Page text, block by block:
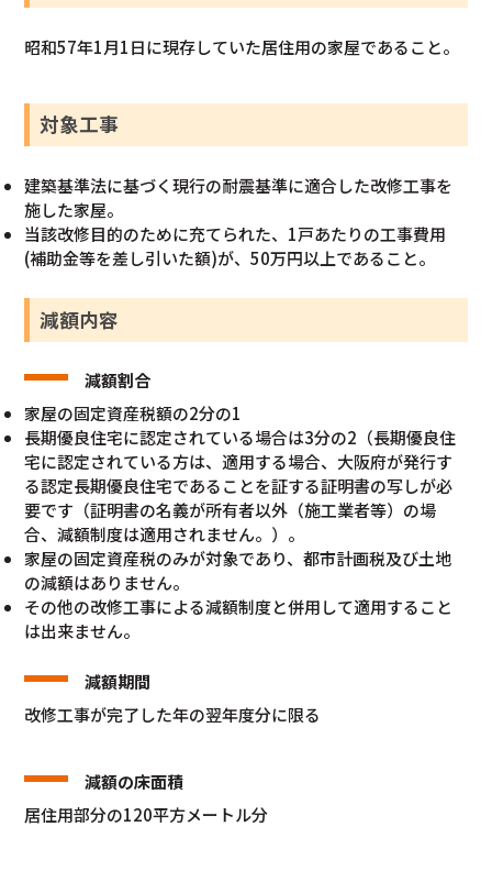
昭和57年1月1日に現存していた居住用の家屋であること。
対象工事
建築基準法に基づく現行の耐震基準に適合した改修工事を
施した家屋。
当該改修目的のために充てられた、1戸あたりの工事費用
(補助金等を差し引いた額)が、50万円以上であること。
減額内容
減額割合
家屋の固定資産税額の2分の1
長期優良住宅に認定されている場合は3分の2（長期優良住
宅に認定されている方は、適用する場合、大阪府が発行す
る認定長期優良住宅であることを証する証明書の写しが必
要です（証明書の名義が所有者以外（施工業者等）の場
合、減額制度は適用されません。）。
家屋の固定資産税のみが対象であり、都市計画税及び土地
の減額はありません。
その他の改修工事による減額制度と併用して適用すること
は出来ません。
減額期間
改修工事が完了した年の翌年度分に限る
減額の床面積
居住用部分の120平方メートル分